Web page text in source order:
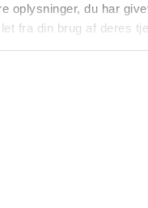
oplysninger, du har
fra din brug af deres
400 g